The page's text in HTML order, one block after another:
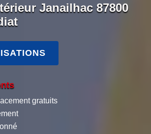
Janailhac 87800
gratuits